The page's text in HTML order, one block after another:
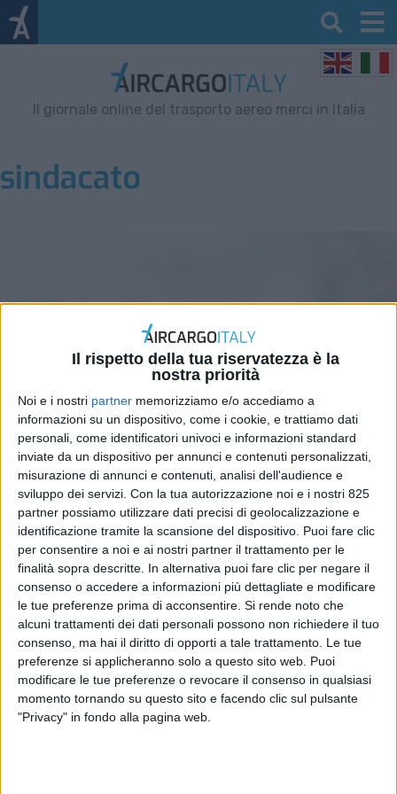
Il rispetto della tua riservatezza è la
nostra priorità
Noi e i nostri partner memorizziamo e/o accediamo a
informazioni su un dispositivo, come i cookie, e trattiamo dati
personali, come identificatori univoci e informazioni standard
inviate da un dispositivo per annunci e contenuti personalizzati,
misurazione di annunci e contenuti, analisi dell'audience e
sviluppo dei servizi. Con la tua autorizzazione noi e i nostri 825
partner possiamo utilizzare dati precisi di geolocalizzazione e
identificazione tramite la scansione del dispositivo. Puoi fare clic
per consentire a noi e ai nostri partner il trattamento per le
finalità sopra descritte. In alternativa puoi fare clic per negare il
consenso o accedere a informazioni più dettagliate e modificare
le tue preferenze prima di acconsentire. Si rende noto che
alcuni trattamenti dei dati personali possono non richiedere il tuo
consenso, ma hai il diritto di opporti a tale trattamento. Le tue
preferenze si applicheranno solo a questo sito web. Puoi
modificare le tue preferenze o revocare il consenso in qualsiasi
momento tornando su questo sito e facendo clic sul pulsante
"Privacy" in fondo alla pagina web.
Il giornale online del trasporto aereo merci in Italia
sindacato
Paragone (M5S) attacca Enac
contro i subappalti a
Malpensa cargo city
ECONOMIA 4 DICEMBRE 2018